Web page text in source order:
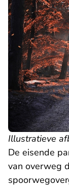
Illustratieve
De eisende
van overweg